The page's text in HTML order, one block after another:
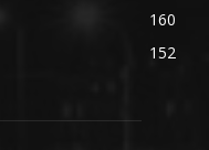
160
152